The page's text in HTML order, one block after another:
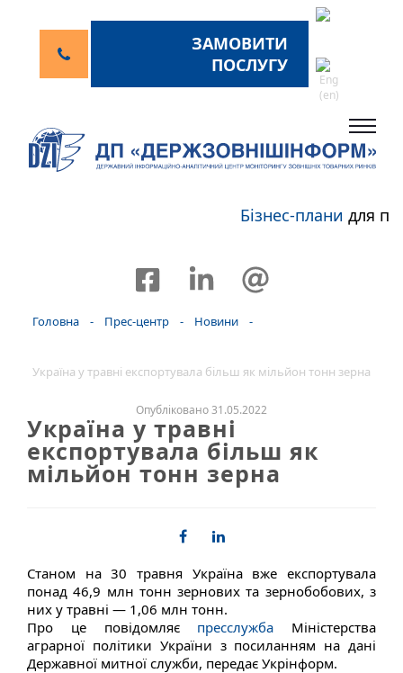
ЗАМОВИТИ
ПОСЛУГУ
Бізнес-планидля
Головна - Прес-центр - Новини -
Україна у травні експортувала більш як мільйон тонн зерна
Опубліковано 31.05.2022
Україна у травні
експортувала більш як
мільйон тонн зерна
Станом на 30 травня Україна вже експортувала
понад 46,9 млн тонн зернових та зернобобових, з
них у травні — 1,06 млн тонн.
Про це повідомляє пресслужба Міністерства
аграрної політики України з посиланням на дані
Державної митної служби, передає Укрінформ.